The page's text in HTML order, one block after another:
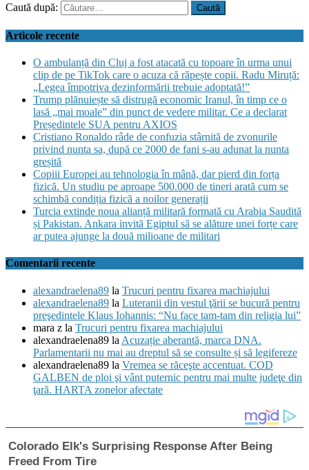
Caută după:
Articole recente
O ambulanță din Cluj a fost atacată cu topoare în urma unui
clip de pe TikTok care o acuza că răpește copii. Radu Miruță:
„Legea împotriva dezinformării trebuie adoptată!”
Trump plănuiește să distrugă economic Iranul, în timp ce o
lasă „mai moale” din punct de vedere militar. Ce a declarat
Președintele SUA pentru AXIOS
Cristiano Ronaldo râde de confuzia stârnită de zvonurile
privind nunta sa, după ce 2000 de fani s-au adunat la nunta
greșită
Copiii Europei au tehnologia în mână, dar pierd din forța
fizică. Un studiu pe aproape 500.000 de tineri arată cum se
schimbă condiția fizică a noilor generații
Turcia extinde noua alianță militară formată cu Arabia Saudită
și Pakistan. Ankara invită Egiptul să se alăture unei forțe care
ar putea ajunge la două milioane de militari
Comentarii recente
alexandraelena89 la Trucuri pentru fixarea machiajului
alexandraelena89 la Luteranii din vestul ţării se bucură pentru
preşedintele Klaus Iohannis: “Nu face tam-tam din religia lui”
mara z la Trucuri pentru fixarea machiajului
alexandraelena89 la Acuzație aberantă, marca DNA.
Parlamentarii nu mai au dreptul să se consulte și să legifereze
alexandraelena89 la Vremea se răceşte accentuat. COD
GALBEN de ploi şi vânt puternic pentru mai multe judeţe din
ţară. HARTA zonelor afectate